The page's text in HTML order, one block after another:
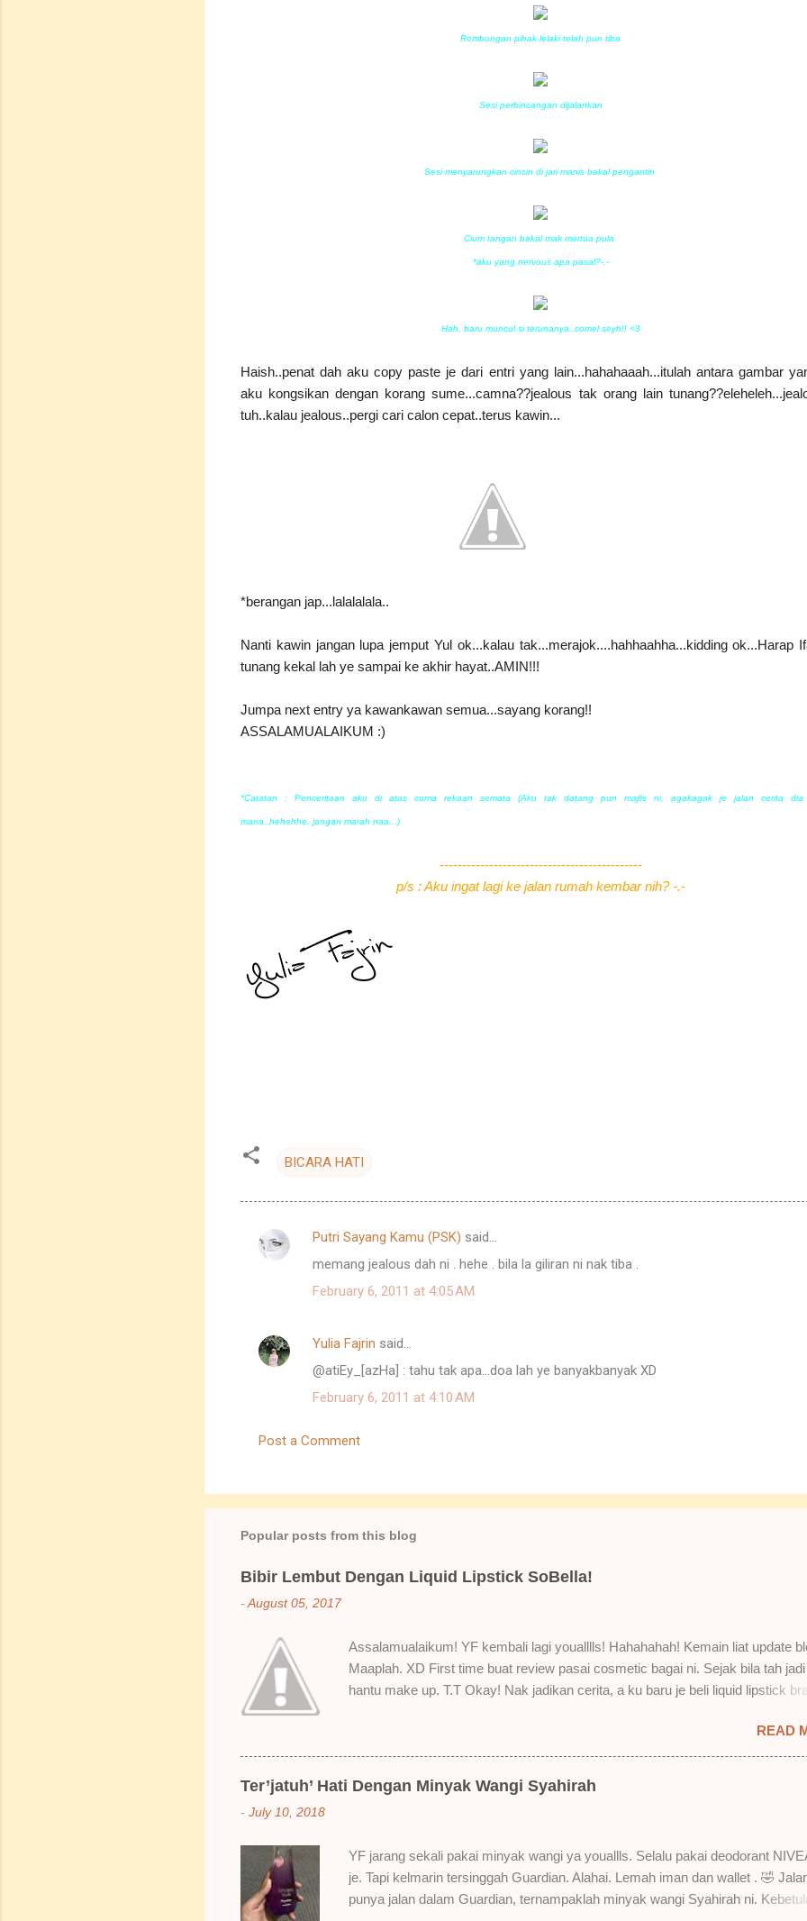
Rombongan pihak lelaki telah pun tiba
Sesi perbincangan dijalankan
Sesi menyarungkan cincin di jari manis bakal pengantin
Cium tangan bakal mak mertua pula
*aku yang nervous apa pasal?-.-
Hah, baru muncul si terunanya..comel seyh!! <3
Haish..penat dah aku copy paste je dari entri yang lain...hahahaaah...itulah antara gambar
aku kongsikan dengan korang sume...camna??jealous tak orang lain
tuh..kalau jealous..pergi cari calon cepat..terus kawin...
*berangan jap...lalalalala..
Nanti kawin jangan lupa jemput Yul ok...kalau tak...merajok....hahhaahha...kidding ok...Harap
tunang kekal lah ye sampai ke akhir hayat..AMIN!!!
Jumpa next entry ya kawankawan semua...sayang korang!!
ASSALAMUALAIKUM :)
*Catatan : Penceritaan aku di atas cuma rekaan semata (Aku tak datang pun majlis ni, agakagak je jalan cerita dia
mana..hehehhe..jangan marah naa...)
---------------------------------------------
p/s : Aku ingat lagi ke jalan rumah kembar nih? -.-
BICARA HATI
C
e
Putri Sayang Kamu (PSK) said…
memang jealous dah ni . hehe . bila la giliran ni nak tiba .
February 6, 2011 at 4:05 AM
Yulia Fajrin said…
@atiEy_[azHa] : tahu tak apa...doa lah ye banyakbanyak XD
February 6, 2011 at 4:10 AM
Post a Comment
Popular posts from this blog
Bibir Lembut Dengan Liquid Lipstick SoBella!
-August 05, 2017
Assalamualaikum! YF kembali lagi youalllls! Hahahahah! Kemain liat update
Maaplah. XD First time buat review pasai cosmetic bagai ni. Sejak bila tah jadi
hantu make up. T.T Okay! Nak jadikan cerita, a ku baru je beli liquid lipstick
Rose Makmur Setelah dicuba dengan pelbagai cara, aku jumpa beberapa
kenapa aku suka liquid lipstick ni dan kenapa aku tak berapa suka juga. Tapi
suka gila! Yang part tak suka tu boleh adjust. Don't worry! Aku start dengan
elok dulu lah ek! Pros 1) OMG! Ringan gila tekstur dia bila dah kering. Serious!
Sikit sangat. Tapi tak tahu lah kalau dah minum bergelas-gelas dan makan
berpinggan-pinggan. 4) Senang nak cuci. Tak perl...
READ
Ter’jatuh’ Hati Dengan Minyak Wangi Syahirah
- July 10, 2018
YF jarang sekali pakai minyak wangi ya youallls. Selalu pakai deodorant
je. Tapi kelmarin tersinggah Guardian. Alahai. Lemah iman dan wallet . 🤣
punya jalan dalam Guardian, ternampaklah minyak wangi Syahirah ni.